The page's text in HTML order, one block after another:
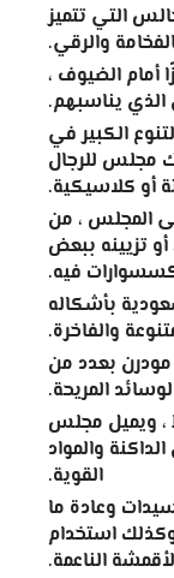
التي تتميز
والرقي.
أمام الضيوف ،
يناسبهم.
الكبير في
مجلس للرجال
أو كلاسيكية.
المجلس ، من
تزيينه ببعض
فيه.
بأشكاله
والفاخرة.
مودرن بعدد من
المريحة.
، ويميل مجلس
والمواد
القوية.
وعادة ما
استخدام
الناعمة.